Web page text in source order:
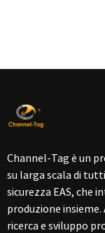
Channel-Tag è un
su larga scala di
sicurezza EAS, che
produzione
ricerca e sviluppo